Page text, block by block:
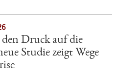
Druck auf die
Studie zeigt Wege